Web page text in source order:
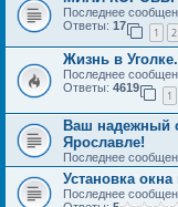
Последнее
Ответы: 17
1 2
Жизнь в Уголке.
Последнее
Ответы: 4619
1
Ваш надежный
Ярославле!
Последнее
Установка окна
Последнее